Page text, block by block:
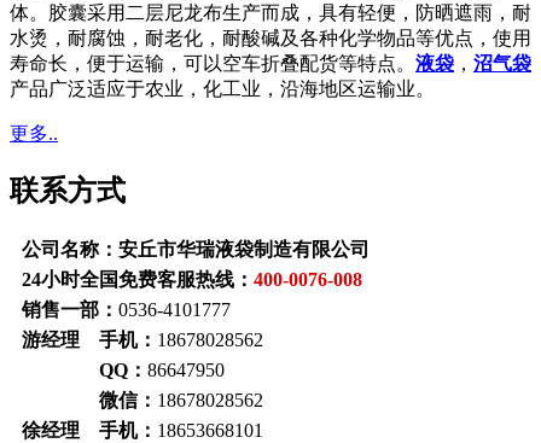
体。胶囊采用二层尼龙布生产而成，具有轻便，防晒遮雨，耐
水烫，耐腐蚀，耐老化，耐酸碱及各种化学物品等优点，使用
寿命长，便于运输，可以空车折叠配货等特点。 液袋 ， 沼气袋
产品广泛适应于农业，化工业，沿海地区运输业。
更多..
联系方式
公司名称：安丘市华瑞液袋制造有限公司
24小时全国免费客服热线： 400-0076-008
销售一部： 0536-4101777
游经理 手机： 18678028562
QQ： 86647950
微信： 18678028562
徐经理 手机： 18653668101